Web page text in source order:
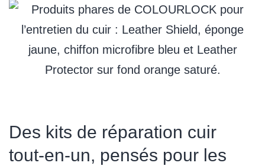
Des kits de réparation cuir
tout-en-un, pensés pour les